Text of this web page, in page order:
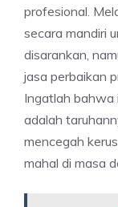
profesional.
secara mandiri
disarankan,
jasa perbaikan
Ingatlah bahwa
adalah
mencegah
mahal di masa